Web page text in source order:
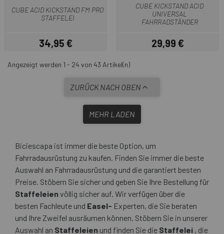
CUBE ACID KICKSTAND FM PRO
STAFFELEI
Preis
34,95 €
CUBE KICKSTAND ACID
UNIVERSAL
FAHRRADSTÄNDER
Preis
29,99 €
Angezeigt werden 1 - 24 von 43 Artikel(n)
ZURÜCK NACH OBEN
MEHR LADEN
Biciescapa ist immer die beste Option, um
Fahrradausrüstung zu kaufen. Finden Sie immer die beste
Auswahl an Fahrradausrüstung und die garantiert besten
Preise. Stöbern Sie sicher und geben Sie Ihre Bestellung für
Staffeleienvöllig sicher auf. Wir verfügen über die
besten Fachleute und Easel- Experten, die Sie beraten
und Ihre Zweifel ausräumen können. Stöbern Sie in unserer
Auswahl an Staffeleien und finden Sie die Staffelei , die